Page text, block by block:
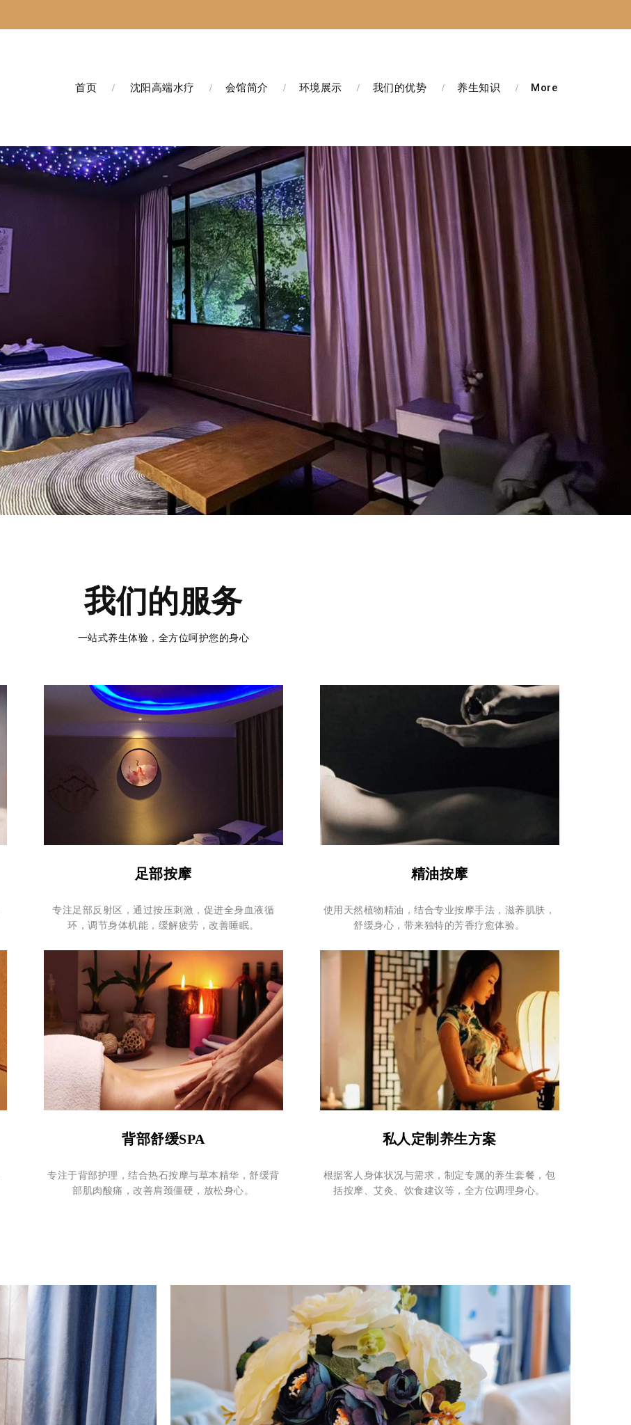
首页 沈阳高端水疗 会馆简介 环境展示 我们的优势 养生知识 More
我们的服务
一站式养生体验，全方位呵护您的身心
足部按摩
专注足部反射区，通过按压刺激，促进全身血液循
环，调节身体机能，缓解疲劳，改善睡眠。
精油按摩
使用天然植物精油，结合专业按摩手法，滋养肌肤，
舒缓身心，带来独特的芳香疗愈体验。
背部舒缓SPA
专注于背部护理，结合热石按摩与草本精华，舒缓背
部肌肉酸痛，改善肩颈僵硬，放松身心。
私人定制养生方案
根据客人身体状况与需求，制定专属的养生套餐，包
括按摩、艾灸、饮食建议等，全方位调理身心。